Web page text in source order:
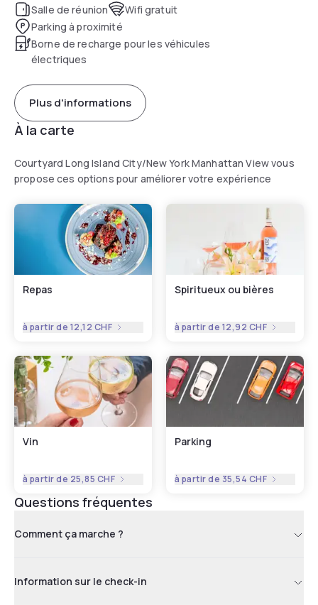
Salle de réunion
Wifi gratuit
Parking à proximité
Borne de recharge pour les véhicules
électriques
Plus d'informations
À la carte
Courtyard Long Island City/New York Manhattan View vous
propose ces options pour améliorer votre expérience
Repas
à partir de 12,12 CHF
Spiritueux ou bières
à partir de 12,92 CHF
Vin
à partir de 25,85 CHF
Parking
à partir de 35,54 CHF
Questions fréquentes
Comment ça marche ?
Information sur le check-in